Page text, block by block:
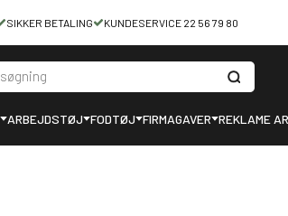
SIKKER BETALING KUNDESERVICE 22 56 79 80
ARBEJDSTØJ FODTØJ FIRMAGAVER REKLAME